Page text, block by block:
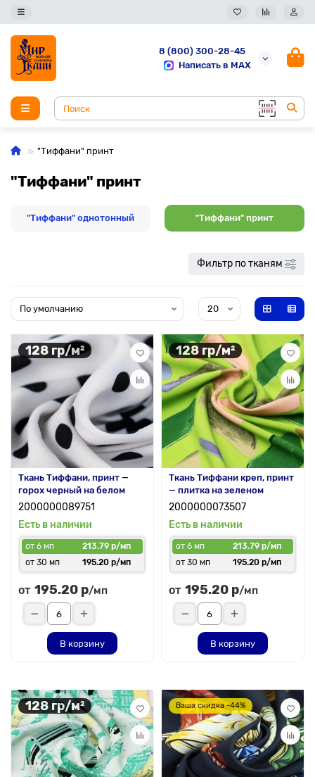
8 (800) 300-28-45
Написать в MAX
"Тиффани" принт
"Тиффани" принт
"Тиффани" однотонный "Тиффани" принт
Фильтр по тканям
128 гр/м²
Ткань Тиффани, принт —
горох черный на белом
2000000089751
Есть в наличии
от 6 мп
213.79 р/мп
от 30 мп
195.20 р/мп
от 195.20 р/мп
В корзину
128 гр/м²
Ткань Тиффани креп, принт
— плитка на зеленом
2000000073507
Есть в наличии
от 6 мп
213.79 р/мп
от 30 мп
195.20 р/мп
от 195.20 р/мп
В корзину
128 гр/м² Ваша скидка -44%